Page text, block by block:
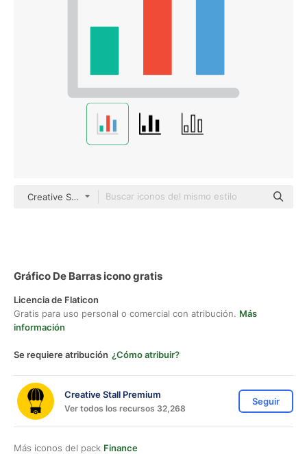
Creative Stall Premium Flat
Gráfico De Barras icono gratis
Licencia de Flaticon
Gratis para uso personal o comercial con atribución. Más
información
Se requiere atribución ¿Cómo atribuir?
Creative Stall Premium
Ver todos los recursos 32,268
Seguir
Más iconos del pack Finance